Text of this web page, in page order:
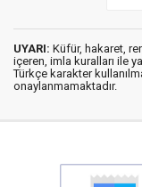
UYARI: Küfür, hakaret,
içeren, imla kuralları ile
Türkçe karakter
onaylanmamaktadır.